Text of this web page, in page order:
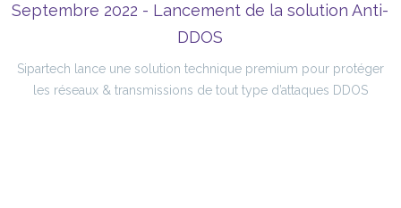
Septembre 2022 - Lancement de la solution Anti-
DDOS
Sipartech lance une solution technique premium pour protéger
les réseaux & transmissions de tout type d’attaques DDOS